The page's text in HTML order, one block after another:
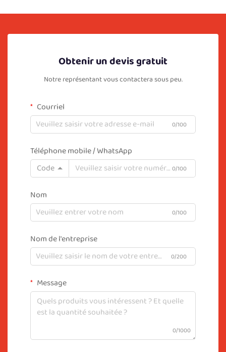
Obtenir un devis gratuit
Notre représentant vous contactera sous peu.
Courriel
0/100
Téléphone mobile / WhatsApp
Code
0/100
Nom
0/100
Nom de l'entreprise
0/200
Message
0/1000